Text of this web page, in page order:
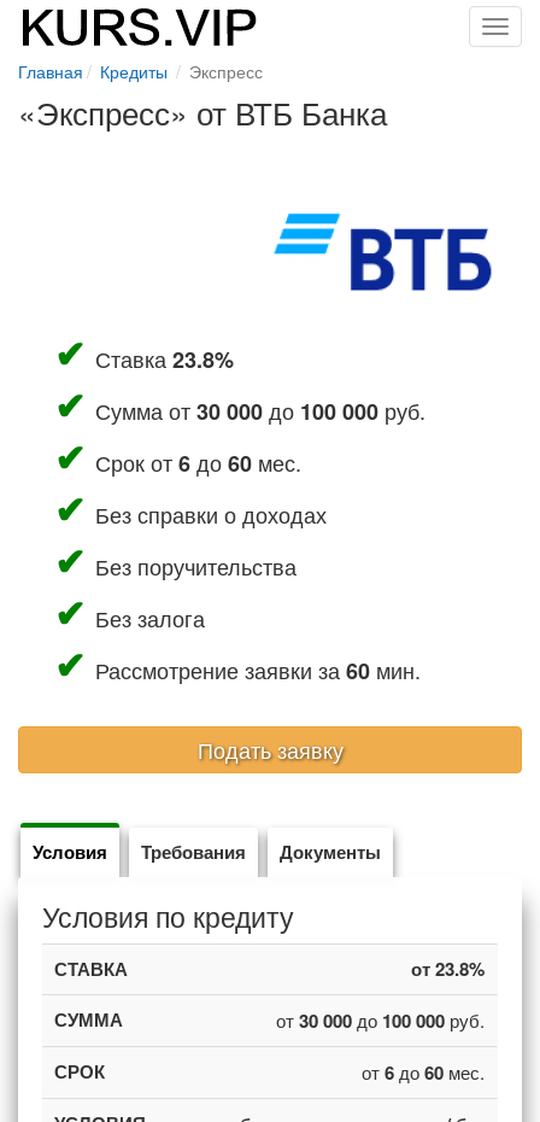
Главная Кредиты Экспресс
«Экспресс» от ВТБ Банка
Ставка 23.8%
Сумма от30 000до 100 000 руб.
Срок от6до60 мес.
Без справки о доходах
Без поручительства
Без залога
Рассмотрение заявки за 60 мин.
Подать заявку
Условия Требования Документы
Условия по кредиту
от 23.8%
от30 000 до 100 000 руб.
от6 до60 мес.